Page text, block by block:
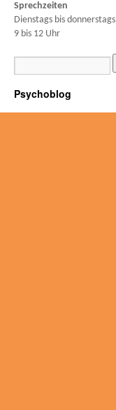
Sprechzeiten
Dienstags bis donnerstags
9 bis 12 Uhr
Psychoblog